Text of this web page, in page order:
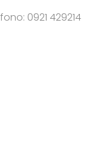
0921 429214